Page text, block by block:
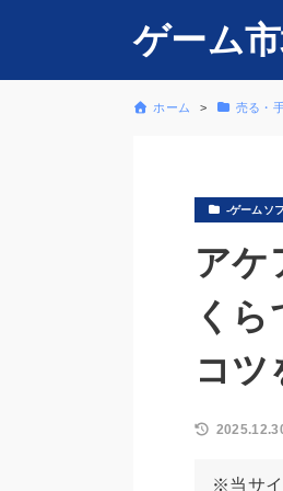
ゲーム
ホーム 売る・
-ゲームソ
アケ
く
コツ
※当サイ